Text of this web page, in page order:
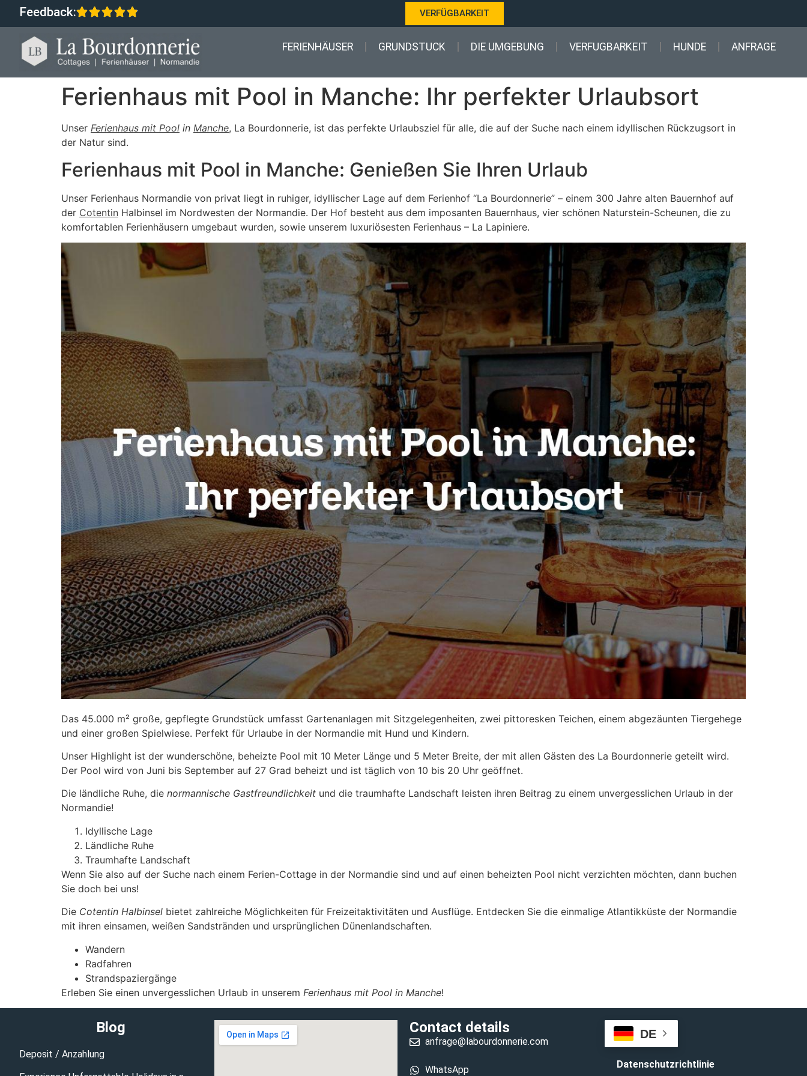
Feedback: VERFÜGBARKEIT
FERIENHÄUSER GRUNDSTUCK DIE UMGEBUNG VERFUGBARKEIT HUNDE ANFRAGE
Ferienhaus mit Pool in Manche: Ihr perfekter Urlaubsort
Unser Ferienhaus mit Pool in Manche, La Bourdonnerie, ist das perfekte Urlaubsziel für alle, die auf der Suche nach einem idyllischen Rückzugsort in
der Natur sind.
Ferienhaus mit Pool in Manche: Genießen Sie Ihren Urlaub
Unser Ferienhaus Normandie von privat liegt in ruhiger, idyllischer Lage auf dem Ferienhof “La Bourdonnerie” – einem 300 Jahre alten Bauernhof auf
der Cotentin Halbinsel im Nordwesten der Normandie. Der Hof besteht aus dem imposanten Bauernhaus, vier schönen Naturstein-Scheunen, die zu
komfortablen Ferienhäusern umgebaut wurden, sowie unserem luxuriösesten Ferienhaus – La Lapiniere.
Das 45.000 m² große, gepflegte Grundstück umfasst Gartenanlagen mit Sitzgelegenheiten, zwei pittoresken Teichen, einem abgezäunten Tiergehege
und einer großen Spielwiese. Perfekt für Urlaube in der Normandie mit Hund und Kindern.
Unser Highlight ist der wunderschöne, beheizte Pool mit 10 Meter Länge und 5 Meter Breite, der mit allen Gästen des La Bourdonnerie geteilt wird.
Der Pool wird von Juni bis September auf 27 Grad beheizt und ist täglich von 10 bis 20 Uhr geöffnet.
Die ländliche Ruhe, die normannische Gastfreundlichkeit und die traumhafte Landschaft leisten ihren Beitrag zu einem unvergesslichen Urlaub in der
Normandie!
Idyllische Lage
Ländliche Ruhe
Traumhafte Landschaft
Wenn Sie also auf der Suche nach einem Ferien-Cottage in der Normandie sind und auf einen beheizten Pool nicht verzichten möchten, dann buchen
Sie doch bei uns!
Die Cotentin Halbinsel bietet zahlreiche Möglichkeiten für Freizeitaktivitäten und Ausflüge. Entdecken Sie die einmalige Atlantikküste der Normandie
mit ihren einsamen, weißen Sandstränden und ursprünglichen Dünenlandschaften.
Wandern
Radfahren
Strandspaziergänge
Erleben Sie einen unvergesslichen Urlaub in unserem Ferienhaus mit Pool in Manche!
Blog
Deposit / Anzahlung
Contact details
anfrage@labourdonnerie.com
WhatsApp
DE
Datenschutzrichtlinie